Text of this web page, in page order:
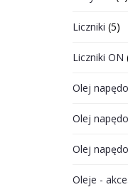
Liczniki (5)
Liczniki ON
Olej
Olej
Olej
Oleje -